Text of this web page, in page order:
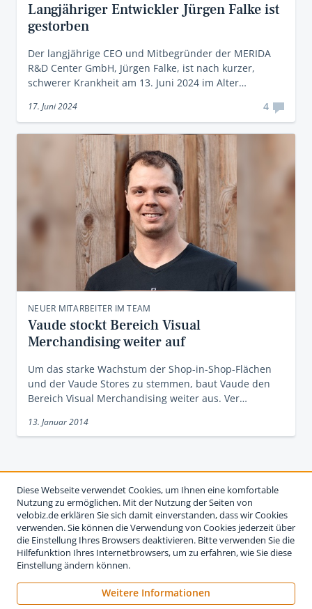
Langjähriger Entwickler Jürgen Falke ist
gestorben
Der langjährige CEO und Mitbegründer der MERIDA
R&D Center GmbH, Jürgen Falke, ist nach kurzer,
schwerer Krankheit am 13. Juni 2024 im Alter…
17. Juni 2024 4
NEUER MITARBEITER IM TEAM
Vaude stockt Bereich Visual
Merchandising weiter auf
Um das starke Wachstum der Shop-in-Shop-Flächen
und der Vaude Stores zu stemmen, baut Vaude den
Bereich Visual Merchandising weiter aus. Ver…
13. Januar 2014
Diese Webseite verwendet Cookies, um Ihnen eine komfortable
Nutzung zu ermöglichen. Mit der Nutzung der Seiten von
velobiz.de erklären Sie sich damit einverstanden, dass wir Cookies
verwenden. Sie können die Verwendung von Cookies jederzeit über
die Einstellung Ihres Browsers deaktivieren. Bitte verwenden Sie die
Hilfefunktion Ihres Internetbrowsers, um zu erfahren, wie Sie diese
Einstellung ändern können.
Weitere Informationen
Impressum Nutzungsbedingungen Datenschutzerklärung